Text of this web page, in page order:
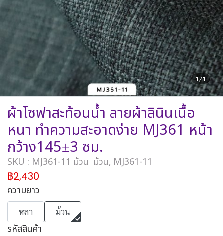
1/1
ผ้าโซฟาสะท้อนน้ำ ลายผ้าลินินเนื้อ
หนา ทำความสะอาดง่าย MJ361 หน้า
กว้าง145±3 ซม.
SKU : MJ361-11 ม้วน ม้วน, MJ361-11
฿2,430
ความยาว
หลา ม้วน
รหัสสินค้า